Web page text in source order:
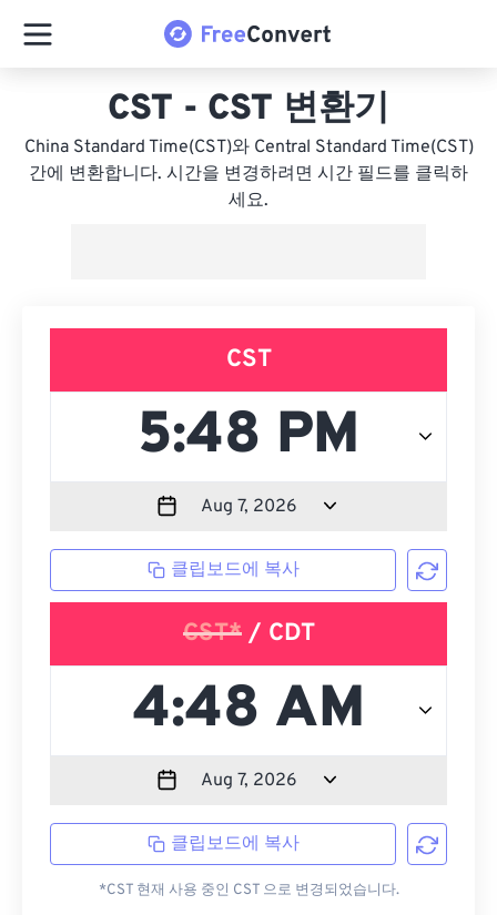
CST - CST 변환기
China Standard Time(CST)와 Central Standard Time(CST)
간에 변환합니다. 시간을 변경하려면 시간 필드를 클릭하
세요.
CST
클립보드에 복사
CST*/ CDT
클립보드에 복사
*CST 현재 사용 중인 CST 으로 변경되었습니다.